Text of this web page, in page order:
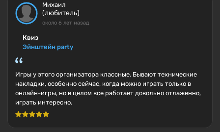
Михаил
(любитель)
около 6 лет назад
Квиз
Эйнштейн party
Игры у этого организатора классные. Бывают технические
накладки, особенно сейчас, когда можно играть только в
онлайн-игры, но в целом все работает довольно отлаженно,
играть интересно.